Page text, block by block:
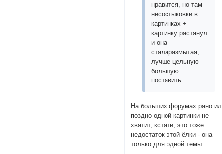
нравится, но там
несостыковки в
картинках +
картинку растянул
и она
сталаразмытая,
лучше цельную
большую
поставить.
На больших форумах рано
поздно одной картинки не
хватит, кстати, это тоже
недостаток этой ёлки - она
только для одной темы..